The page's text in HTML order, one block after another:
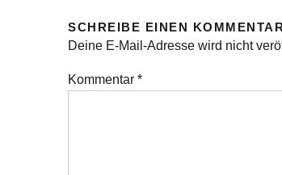
SCHREIBE EINEN KOMMENTAR
Deine E-Mail-Adresse wird nicht
Kommentar *